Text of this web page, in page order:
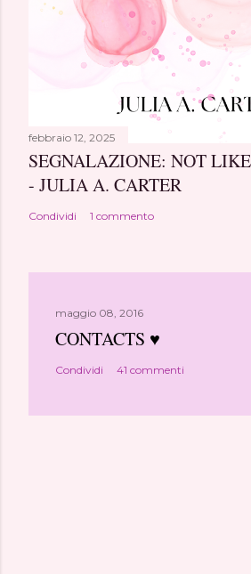
febbraio 12, 2025
SEGNALAZIONE: NOT
- JULIA A. CARTER
Condividi 1 commento
maggio 08, 2016
CONTACTS ♥
Condividi 41 commenti